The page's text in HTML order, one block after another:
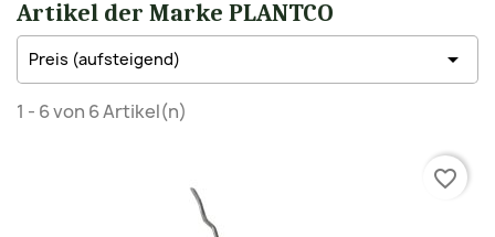
Artikel der Marke PLANTCO
Preis (aufsteigend) 
1 - 6 von 6 Artikel(n)
favorite_border